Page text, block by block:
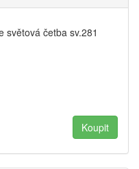
světová četba sv.281